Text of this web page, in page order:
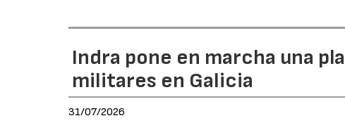
Indra pone en marcha una
militares en Galicia
31/07/2026